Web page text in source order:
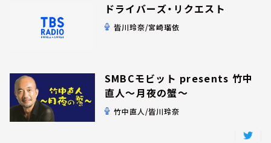
ドライバーズ・リクエスト
皆川玲奈/宮崎瑠依
SMBCモビット presents 竹中
直人～月夜の蟹～
竹中直人/皆川玲奈